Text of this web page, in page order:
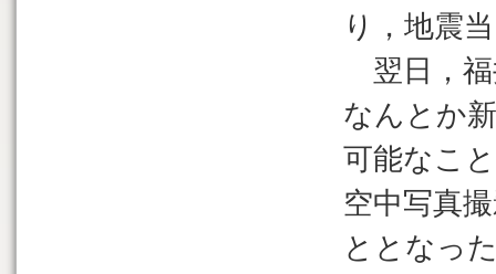
り，地震
翌日，福
なんとか
可能なこ
空中写真
ととなっ